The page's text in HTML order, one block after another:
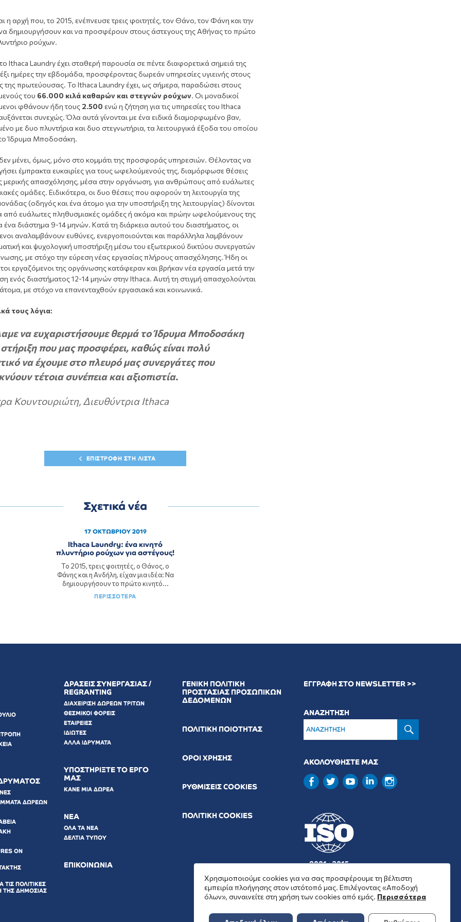
η αρχή που, το 2015, ενέπνευσε τρεις φοιτητές, τον Θάνο, τον Φάνη και την
δημιουργήσουν και να προσφέρουν στους άστεγους της Αθήνας το πρώτο
ρούχων.
Ithaca Laundry έχει σταθερή παρουσία σε πέντε διαφορετικά σημειά της
ημέρες την εβδομάδα, προσφέροντας δωρεάν υπηρεσίες υγιεινής στους
της πρωτεύουσας. Το Ithaca Laundry έχει, ως σήμερα, παραδώσει στους
του 66.000 κιλά καθαρών και στεγνών ρούχων. Οι μοναδικοί
φθάνουν ήδη τους 2.500 ενώ η ζήτηση για τις υπηρεσίες του Ithaca
συνεχώς. Όλα αυτά γίνονται με ένα ειδικά διαμορφωμένο βαν,
με δυο πλυντήρια και δυο στεγνωτήρια, τα λειτουργικά έξοδα του οποίου
Ίδρυμα Μποδοσάκη.
μένει, όμως, μόνο στο κομμάτι της προσφοράς υπηρεσιών. Θέλοντας να
έμπρακτα ευκαιρίες για τους ωφελούμενούς της, διαμόρφωσε θέσεις
μερικής απασχόλησης, μέσα στην οργάνωση, για ανθρώπους από ευάλωτες
ομάδες. Ειδικότερα, οι δυο θέσεις που αφορούν τη λειτουργία της
(οδηγός και ένα άτομο για την υποστήριξη της λειτουργίας) δίνονται
από ευάλωτες πληθυσμιακές ομάδες ή ακόμα και πρώην ωφελούμενους της
ένα διάστημα 9-14 μηνών. Κατά τη διάρκεια αυτού του διαστήματος, οι
αναλαμβάνουν ευθύνες, ενεργοποιούνται και παράλληλα λαμβάνουν
και ψυχολογική υποστήριξη μέσω του εξωτερικού δικτύου συνεργατών
με στόχο την εύρεση νέας εργασίας πλήρους απασχόλησης. Ήδη οι
εργαζόμενοι της οργάνωσης κατάφεραν και βρήκαν νέα εργασία μετά την
ενός διαστήματος 12-14 μηνών στην Ithaca. Αυτή τη στιγμή απασχολούνται
με στόχο να επανενταχθούν εργασιακά και κοινωνικά.
τους λόγια:
να ευχαριστήσουμε θερμά το Ίδρυμα Μποδοσάκη
στήριξη που μας προσφέρει, καθώς είναι πολύ
να έχουμε στο πλευρό μας συνεργάτες που
τέτοια συνέπεια και αξιοπιστία.
Κουντουριώτη, Διευθύντρια Ithaca
ΕΠΙΣΤΡΟΦΗ ΣΤΗ ΛΙΣΤΑ
Σχετικά νέα
17 ΟΚΤΩΒΡΙΟΥ 2019
Ithaca Laundry: ένα κινητό
πλυντήριο ρούχων για αστέγους!
To 2015, τρεις φοιτητές, ο Θάνος, ο
Φάνης και η Ανδήλη, είχαν μια ιδέα: Να
δημιουργήσουν το πρώτο κινητό...
ΠΕΡΙΣΣΟΤΕΡΑ
ΔΩΡΕΩΝ
ON
ΤΙΣ ΠΟΛΙΤΙΚΕΣ
ΤΗΣ ΔΗΜΟΣΙΑΣ
ΔΡΑΣΕΙΣ ΣΥΝΕΡΓΑΣΙΑΣ /
REGRANTING
ΔΙΑΧΕΙΡΙΣΗ ΔΩΡΕΩΝ ΤΡΙΤΩΝ
ΘΕΣΜΙΚΟΙ ΦΟΡΕΙΣ
ΕΤΑΙΡΕΙΕΣ
ΙΔΙΩΤΕΣ
ΑΛΛΑ ΙΔΡΥΜΑΤΑ
ΥΠΟΣΤΗΡΙΞΤΕ ΤΟ ΕΡΓΟ
ΜΑΣ
ΚΑΝΕ ΜΙΑ ΔΩΡΕΑ
ΝΕΑ
ΟΛΑ ΤΑ ΝΕΑ
ΔΕΛΤΙΑ ΤΥΠΟΥ
ΕΠΙΚΟΙΝΩΝΙΑ
ΓΕΝΙΚΗ ΠΟΛΙΤΙΚΗ
ΠΡΟΣΤΑΣΙΑΣ ΠΡΟΣΩΠΙΚΩΝ
ΔΕΔΟΜΕΝΩΝ
ΠΟΛΙΤΙΚΗ ΠΟΙΟΤΗΤΑΣ
ΟΡΟΙ ΧΡΗΣΗΣ
ΡΥΘΜΙΣΕΙΣ COOKIES
ΠΟΛΙΤΙΚΗ COOKIES
ΕΓΓΡΑΦΗ ΣΤΟ NEWSLETTER >>
ΑΝΑΖΗΤΗΣΗ
ΑΚΟΛΟΥΘΗΣΤΕ ΜΑΣ
9001 : 2015
37001 : 2025
Χρησιμοποιούμε cookies για να σας προσφέρουμε τη βέλτιστη
εμπειρία πλοήγησης στον ιστότοπό μας. Επιλέγοντας «Αποδοχή
όλων», συναινείτε στη χρήση των cookies από εμάς. Περισσότερα